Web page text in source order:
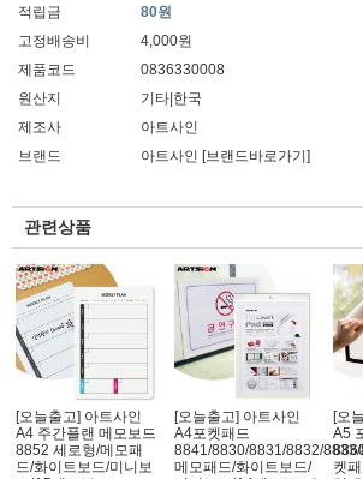
적립금
80원
고정배송비
4,000원
제품코드
0836330008
원산지
기타|한국
제조사
아트사인
브랜드
아트사인 [브랜드바로가기]
관련상품
[오늘출고] 아트사인
A4 주간플랜 메모보드
8852 세로형/메모패
드/화이트보드/미니보
[오늘출고] 아트사인
A4포켓패드
8841/8830/8831/8832/
메모패드/화이트보드/
[오
A5
켓